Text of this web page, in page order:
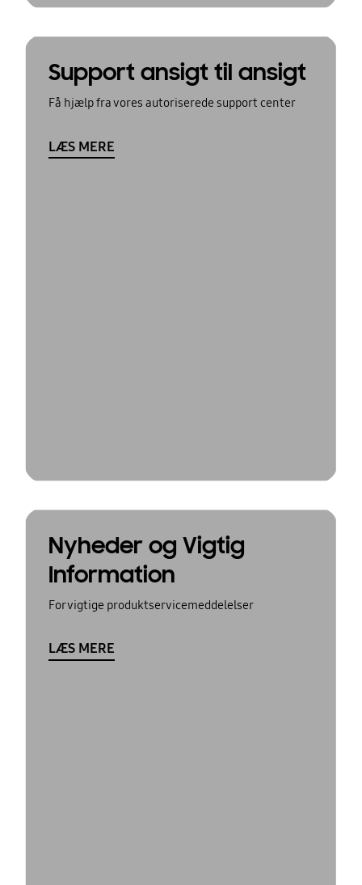
Support ansigt til ansigt
Få hjælp fra vores autoriserede support center
LÆS MERE
Nyheder og Vigtig
Information
For vigtige produktservicemeddelelser
LÆS MERE